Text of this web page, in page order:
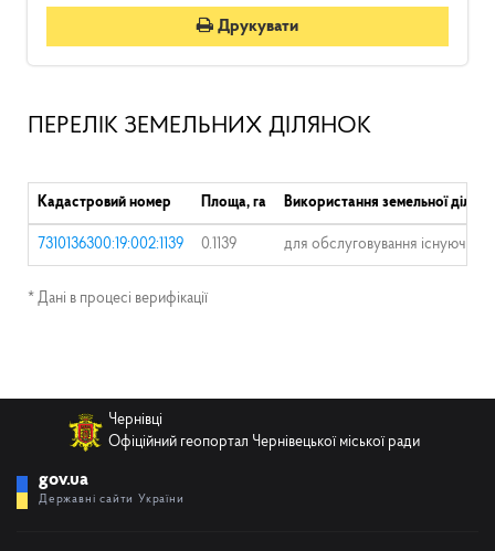
Друкувати
ПЕРЕЛІК ЗЕМЕЛЬНИХ ДІЛЯНОК
Кадастровий номер Площа, га Використання земельної
7310136300:19:002:1139 0.1139 для обслуговування
* Дані в процесі верифікації
Чернівці
Офіційний геопортал Чернівецької міської ради
gov.ua
Державні сайти України